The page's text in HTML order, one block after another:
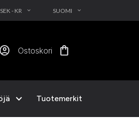
SEK - KR EXPAND_MORE SUOMI EXPAND_MORE
account_circle Ostoskori shopping_bag
expand_more Tuotemerkit